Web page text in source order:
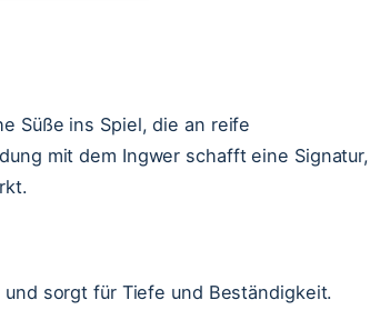
Süße ins Spiel, die an reife
mit dem Ingwer schafft eine Signatur,
sorgt für Tiefe und Beständigkeit.